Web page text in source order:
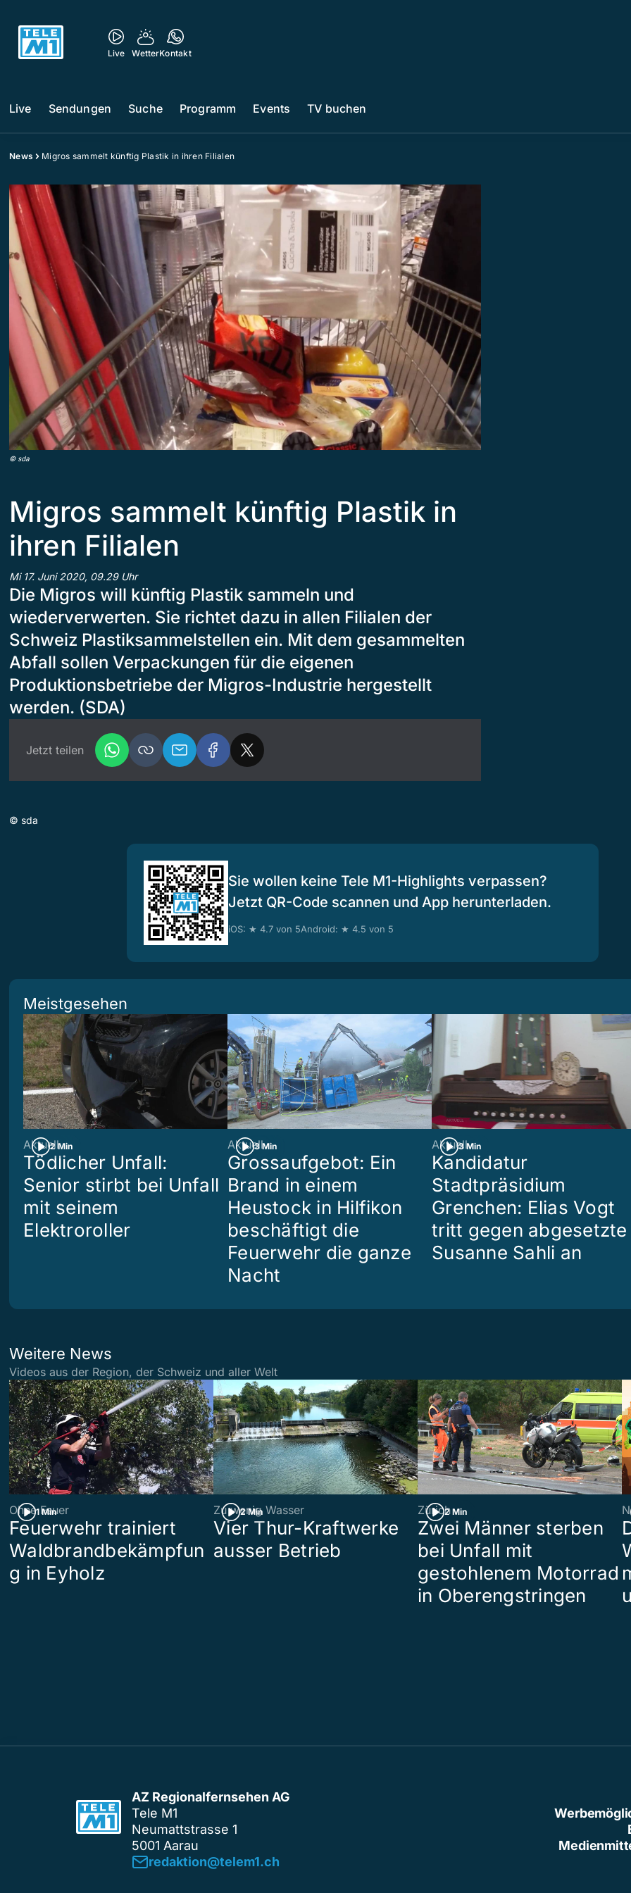
Live WetterKontakt
Live Sendungen Suche Programm Events TV buchen
News Migros sammelt künftig Plastik in ihren Filialen
© sda
Migros sammelt künftig Plastik in
ihren Filialen
Mi 17. Juni 2020, 09.29 Uhr
Die Migros will künftig Plastik sammeln und
wiederverwerten. Sie richtet dazu in allen Filialen der
Schweiz Plastiksammelstellen ein. Mit dem gesammelten
Abfall sollen Verpackungen für die eigenen
Produktionsbetriebe der Migros-Industrie hergestellt
werden. (SDA)
Jetzt teilen
© sda
Sie wollen keine Tele M1-Highlights verpassen?
Jetzt QR-Code scannen und App herunterladen.
iOS: ★ 4.7 von 5Android: ★ 4.5 von 5
Meistgesehen
2 Min
Aktuell
Tödlicher Unfall:
Senior stirbt bei Unfall
mit seinem
Elektroroller
3 Min
Aktuell
Grossaufgebot: Ein
Brand in einem
Heustock in Hilfikon
beschäftigt die
Feuerwehr die ganze
Nacht
3 Min
Aktuell
Kandidatur
Stadtpräsidium
Grenchen: Elias Vogt
tritt gegen abgesetzte
Susanne Sahli an
Weitere News
Videos aus der Region, der Schweiz und aller Welt
1 Min
Ohne Feuer
Feuerwehr trainiert
Waldbrandbekämpfun
g in Eyholz
2 Min
Zu wenig Wasser
Vier Thur-Kraftwerke
ausser Betrieb
2 Min
Zürich
Zwei Männer sterben
bei Unfall mit
gestohlenem Motorrad
in Oberengstringen
AZ Regionalfernsehen AG
Tele M1
Neumattstrasse 1
5001 Aarau
redaktion@telem1.ch